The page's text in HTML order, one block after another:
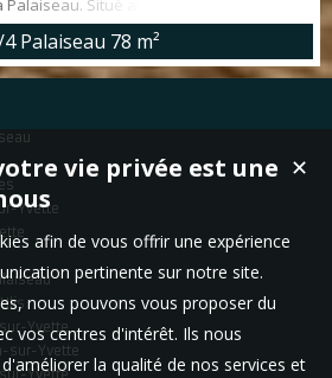
Situé au 1er étage d'une
entrée, séjour lumineux, salon; cuisine, 2
une buanderie et un WC séparé. Un
de parking complètent ce bien situé à
Palaiseau 78 m²
Yvette
Yvette
sur-Yvette
Yvette
✕
vie privée est une
afin de vous offrir une expérience
pertinente sur notre site.
nous pouvons vous proposer du
vos centres d'intérêt. Ils nous
la qualité de nos services et